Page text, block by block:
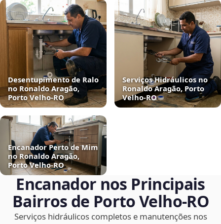
Desentupimento de Ralo
no Ronaldo Aragão,
Porto Velho‑RO
Serviços Hidráulicos no
Ronaldo Aragão, Porto
Velho‑RO
Encanador Perto de Mim
no Ronaldo Aragão,
Porto Velho‑RO
Encanador nos Principais
Bairros de Porto Velho‑RO
Serviços hidráulicos completos e manutenções nos